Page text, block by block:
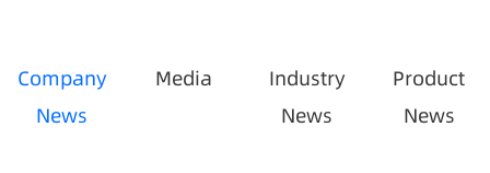
Company
News
Media
Industry
News
Product
News